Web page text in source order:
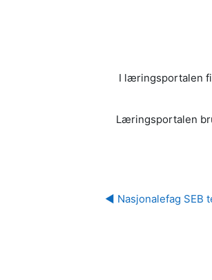
I læringsportalen
Læringsportalen
◀︎ Nasjonalefag SEB